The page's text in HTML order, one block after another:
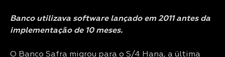
Banco utilizava software lançado em 2011 antes da
implementação de 10 meses.
O Banco Safra migrou para o S/4 Hana, a última